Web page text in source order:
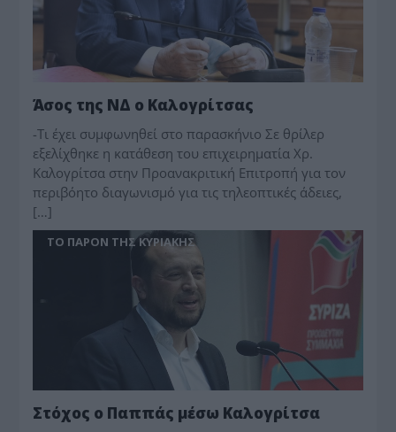
Άσος της ΝΔ ο Καλογρίτσας
-Τι έχει συμφωνηθεί στο παρασκήνιο Σε θρίλερ
εξελίχθηκε η κατάθεση του επιχειρηματία Χρ.
Καλογρίτσα στην Προανακριτική Επιτροπή για τον
περιβόητο διαγωνισμό για τις τηλεοπτικές άδειες,
[…]
ΤΟ ΠΑΡΟΝ ΤΗΣ ΚΥΡΙΑΚΗΣ
Στόχος ο Παππάς μέσω Καλογρίτσα